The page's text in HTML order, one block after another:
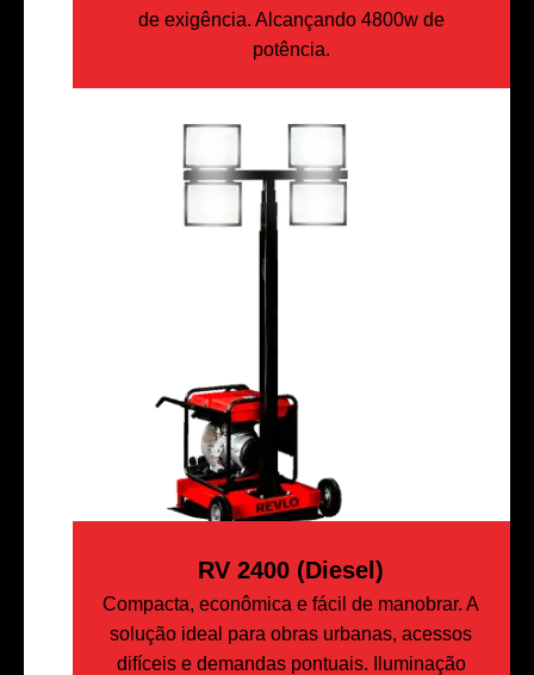
de exigência. Alcançando 4800w de
potência.
RV 2400 (Diesel)
Compacta, econômica e fácil de manobrar. A
solução ideal para obras urbanas, acessos
difíceis e demandas pontuais. Iluminação